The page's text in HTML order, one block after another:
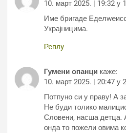
10. март 2025. | 19:32 у
Име бригаде
Украјницима.
Реплy
Гумени опанци каже:
10. март 2025. | 20:47 у
Потпуно си у праву! А
Не буди толико
Словени, насша детца.
онда то пожели овима